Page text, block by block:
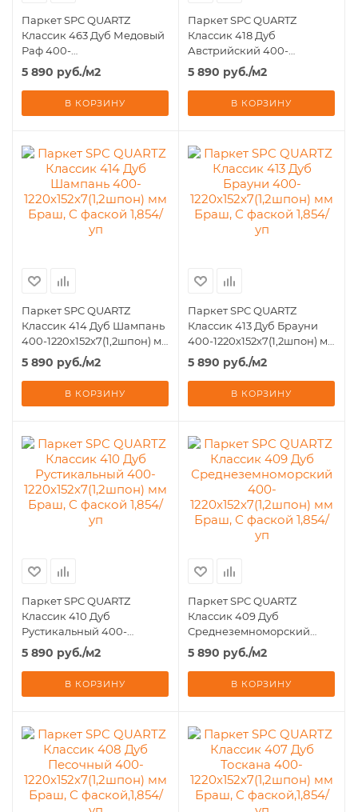
Паркет SPC QUARTZ
Классик 463 Дуб Медовый
Раф 400-
1220х152х7(1,2шпон) мм
Браш, С фаской 1,854/уп
5 890 руб./м2
В КОРЗИНУ
Паркет SPC QUARTZ
Классик 418 Дуб
Австрийский 400-
1220х152х7(1,2шпон) мм
Браш, С фаской 1,854/уп
5 890 руб./м2
В КОРЗИНУ
Паркет SPC QUARTZ
Классик 414 Дуб Шампань
400-1220х152х7(1,2шпон) мм
Браш, С фаской 1,854/уп
5 890 руб./м2
В КОРЗИНУ
Паркет SPC QUARTZ
Классик 413 Дуб Брауни
400-1220х152х7(1,2шпон) мм
Браш, С фаской 1,854/уп
5 890 руб./м2
В КОРЗИНУ
Паркет SPC QUARTZ
Классик 410 Дуб
Рустикальный 400-
1220х152х7(1,2шпон) мм
Браш, С фаской 1,854/уп
5 890 руб./м2
В КОРЗИНУ
Паркет SPC QUARTZ
Классик 409 Дуб
Среднеземноморский
400-1220х152х7(1,2шпон) мм
Браш, С фаской 1,854/уп
5 890 руб./м2
В КОРЗИНУ